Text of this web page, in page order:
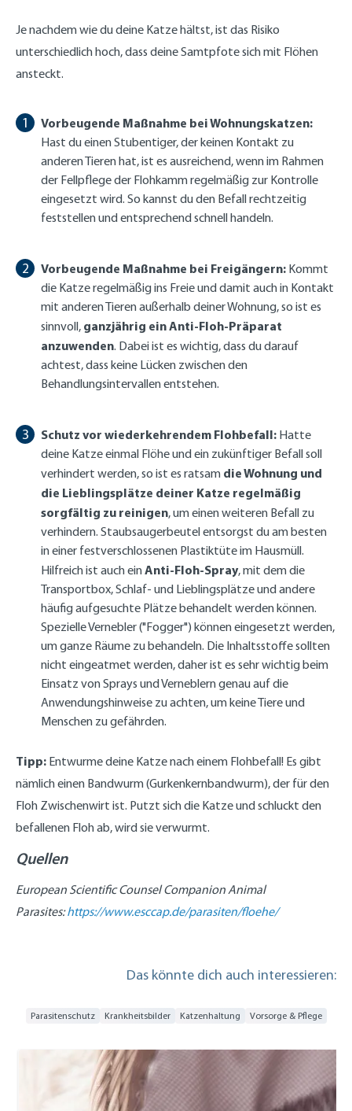
Je nachdem wie du deine Katze hältst, ist das Risiko
unterschiedlich hoch, dass deine Samtpfote sich mit Flöhen
ansteckt.
Vorbeugende Maßnahme bei Wohnungskatzen:
Hast du einen Stubentiger, der keinen Kontakt zu
anderen Tieren hat, ist es ausreichend, wenn im Rahmen
der Fellpflege der Flohkamm regelmäßig zur Kontrolle
eingesetzt wird. So kannst du den Befall rechtzeitig
feststellen und entsprechend schnell handeln.
Vorbeugende Maßnahme bei Freigängern: Kommt
die Katze regelmäßig ins Freie und damit auch in Kontakt
mit anderen Tieren außerhalb deiner Wohnung, so ist es
sinnvoll, ganzjährig ein Anti-Floh-Präparat
anzuwenden. Dabei ist es wichtig, dass du darauf
achtest, dass keine Lücken zwischen den
Behandlungsintervallen entstehen.
Schutz vor wiederkehrendem Flohbefall: Hatte
deine Katze einmal Flöhe und ein zukünftiger Befall soll
verhindert werden, so ist es ratsam die Wohnung und
die Lieblingsplätze deiner Katze regelmäßig
sorgfältig zu reinigen, um einen weiteren Befall zu
verhindern. Staubsaugerbeutel entsorgst du am besten
in einer festverschlossenen Plastiktüte im Hausmüll.
Hilfreich ist auch einAnti-Floh-Spray, mit dem die
Transportbox, Schlaf- und Lieblingsplätze und andere
häufig aufgesuchte Plätze behandelt werden können.
Spezielle Vernebler ("Fogger") können eingesetzt werden,
um ganze Räume zu behandeln. Die Inhaltsstoffe sollten
nicht eingeatmet werden, daher ist es sehr wichtig beim
Einsatz von Sprays und Verneblern genau auf die
Anwendungshinweise zu achten, um keine Tiere und
Menschen zu gefährden.
Tipp: Entwurme deine Katze nach einem Flohbefall! Es gibt
nämlich einen Bandwurm (Gurkenkernbandwurm), der für den
Floh Zwischenwirt ist. Putzt sich die Katze und schluckt den
befallenen Floh ab, wird sie verwurmt.
Quellen
European Scientific Counsel Companion Animal
Parasites:https://www.esccap.de/parasiten/floehe/
Das könnte dich auch interessieren:
Parasitenschutz Krankheitsbilder Katzenhaltung Vorsorge & Pflege